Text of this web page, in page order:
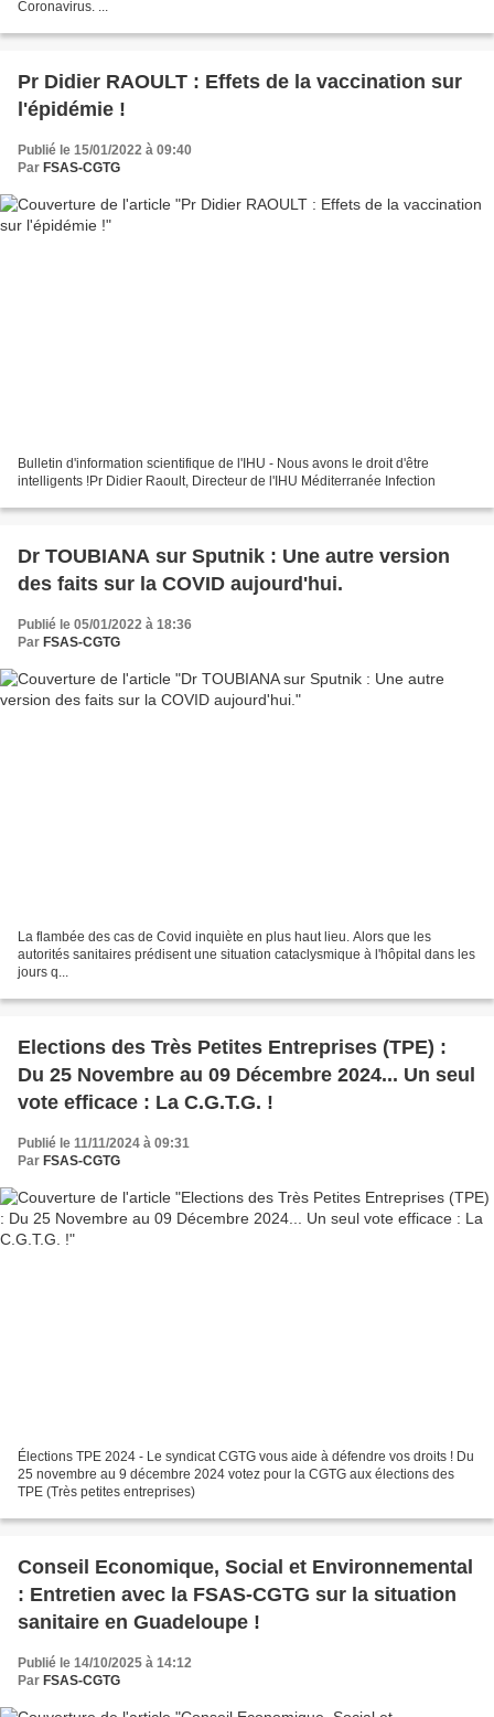
Coronavirus. ...
Pr Didier RAOULT : Effets de la vaccination sur
l'épidémie !
Publié le 15/01/2022 à 09:40
Par FSAS-CGTG
Bulletin d'information scientifique de l'IHU - Nous avons le droit d'être
intelligents !Pr Didier Raoult, Directeur de l'IHU Méditerranée Infection
Dr TOUBIANA sur Sputnik : Une autre version
des faits sur la COVID aujourd'hui.
Publié le 05/01/2022 à 18:36
Par FSAS-CGTG
La flambée des cas de Covid inquiète en plus haut lieu. Alors que les
autorités sanitaires prédisent une situation cataclysmique à l'hôpital dans les
jours q...
Elections des Très Petites Entreprises (TPE) :
Du 25 Novembre au 09 Décembre 2024... Un seul
vote efficace : La C.G.T.G. !
Publié le 11/11/2024 à 09:31
Par FSAS-CGTG
Élections TPE 2024 - Le syndicat CGTG vous aide à défendre vos droits ! Du
25 novembre au 9 décembre 2024 votez pour la CGTG aux élections des
TPE (Très petites entreprises)
Conseil Economique, Social et Environnemental
: Entretien avec la FSAS-CGTG sur la situation
sanitaire en Guadeloupe !
Publié le 14/10/2025 à 14:12
Par FSAS-CGTG